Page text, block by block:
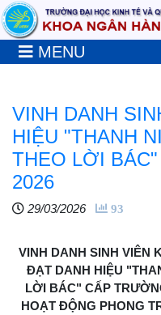
MENU
VINH DANH
HIỆU "THANH
THEO LỜI
2026
29/03/2026 93
VINH DANH SINH VIÊN
ĐẠT DANH HIỆU
LỜI BÁC" CẤP
HOẠT ĐỘNG PHONG